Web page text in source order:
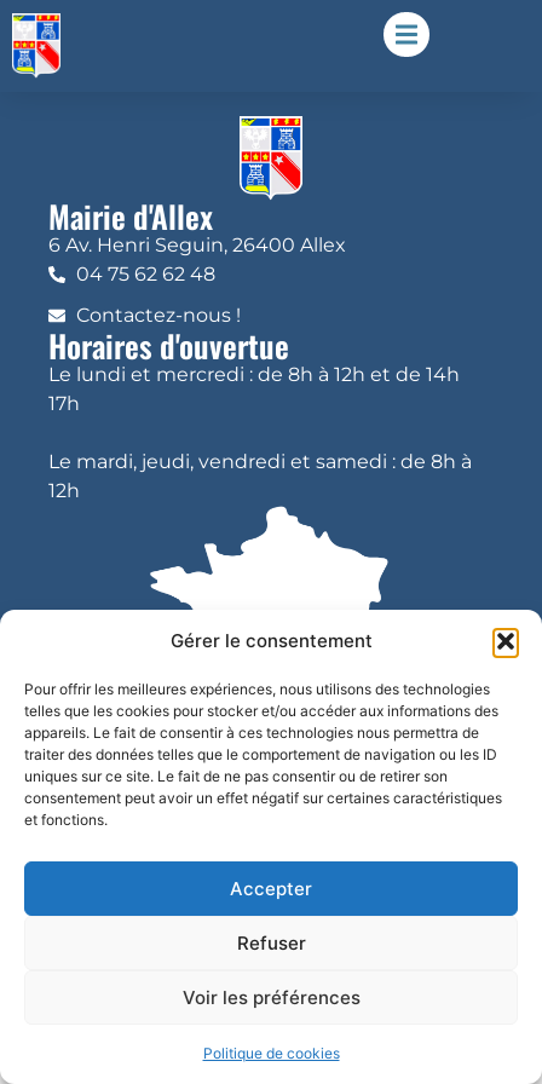
Gérer le consentement
Pour offrir les meilleures expériences, nous utilisons des technologies
telles que les cookies pour stocker et/ou accéder aux informations des
appareils. Le fait de consentir à ces technologies nous permettra de
traiter des données telles que le comportement de navigation ou les ID
uniques sur ce site. Le fait de ne pas consentir ou de retirer son
consentement peut avoir un effet négatif sur certaines caractéristiques
et fonctions.
Accepter
Refuser
Voir les préférences
Politique de cookies
Mairie d'Allex
6 Av. Henri Seguin, 26400 Allex
04 75 62 62 48
Contactez-nous !
Horaires d'ouvertue
Le lundi et mercredi : de 8h à 12h et de 14h
17h
Le mardi, jeudi, vendredi et samedi : de 8h à
12h
AccessibilitéConfidentialitéMentions légales
Plan du site